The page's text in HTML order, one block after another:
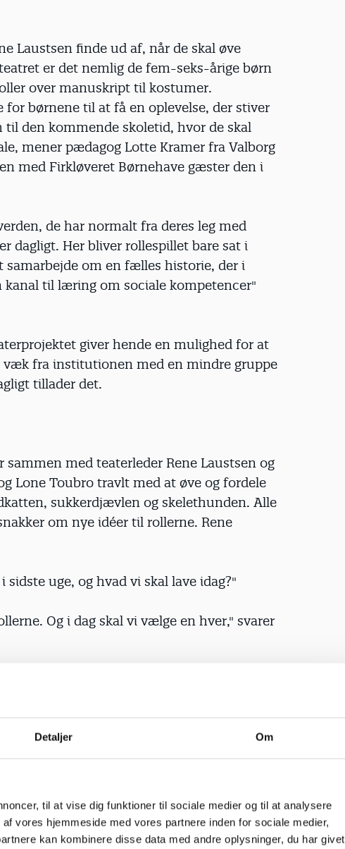
Detaljer Om
til at vise dig funktioner til sociale medier og til at analysere
vores hjemmeside med vores partnere inden for sociale medier,
kan kombinere disse data med andre oplysninger, du har givet
Laustsen finde ud af, når de skal øve
er det nemlig de fem-seks-årige børn
over manuskript til kostumer.
for børnene til at få en oplevelse, der stiver
den kommende skoletid, hvor de skal
mener pædagog Lotte Kramer fra Valborg
med Firkløveret Børnehave gæster den i
de har normalt fra deres leg med
dagligt. Her bliver rollespillet bare sat i
om en fælles historie, der i
kanal til læring om sociale kompetencer"
giver hende en mulighed for at
fra institutionen med en mindre gruppe
tillader det.
sammen med teaterleder Rene Laustsen og
Lone Toubro travlt med at øve og fordele
sukkerdjævlen og skelethunden. Alle
om nye idéer til rollerne. Rene
sidste uge, og hvad vi skal lave idag?"
Og i dag skal vi vælge en hver," svarer
rundkredsen og hvisker, hvem de vil være
de sammen en rolle ad gangen, så
hans drage passer ind i
spille, og de andre imiterer hans
de lytter til Rene Laustsens vejledning.